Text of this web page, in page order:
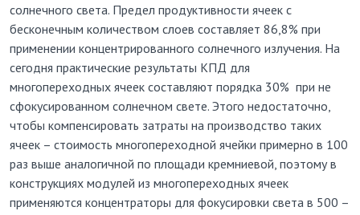
солнечного света. Предел продуктивности ячеек с
бесконечным количеством слоев составляет 86,8% при
применении концентрированного солнечного излучения. На
сегодня практические результаты КПД для
многопереходных ячеек составляют порядка 30% при не
сфокусированном солнечном свете. Этого недостаточно,
чтобы компенсировать затраты на производство таких
ячеек – стоимость многопереходной ячейки примерно в 100
раз выше аналогичной по площади кремниевой, поэтому в
конструкциях модулей из многопереходных ячеек
применяются концентраторы для фокусировки света в 500 –